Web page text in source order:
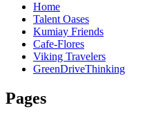
Home
Talent Oases
Kumiay Friends
Cafe-Flores
Viking Travelers
GreenDriveThinking
Pages